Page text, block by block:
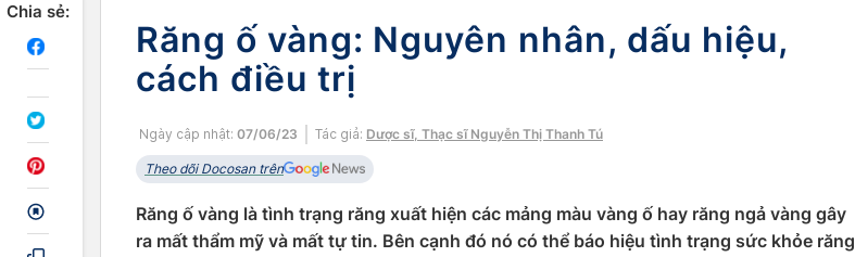
Chia sẻ:
Răng ố vàng: Nguyên nhân, dấu hiệu,
cách điều trị
Ngày cập nhật: 07/06/23 Tác giả: Dược sĩ, Thạc sĩ Nguyễn Thị Thanh Tú
Theo dõi Docosan trên
Răng ố vàng là tình trạng răng xuất hiện các mảng màu vàng ố hay răng ngả vàng gây
ra mất thẩm mỹ và mất tự tin. Bên cạnh đó nó có thể báo hiệu tình trạng sức khỏe răng